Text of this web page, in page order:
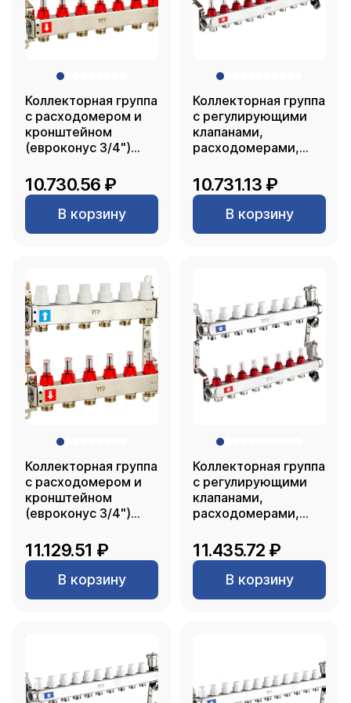
Коллекторная группа
с расходомером и
кронштейном
(евроконус 3/4")
SUS 304 1"х 7
выходов, RTP
10.730.56 ₽
В корзину
Коллекторная группа
с регулирующими
клапанами,
расходомерами,
обратными и
дренажными
клапанами,
кронштейном
10.731.13 ₽
В корзину
Коллекторная группа
с расходомером и
кронштейном
(евроконус 3/4")
SUS 304 1"х 6
выходов, RTP
11.129.51 ₽
В корзину
Коллекторная группа
с регулирующими
клапанами,
расходомерами,
обратными и
дренажными
клапанами,
кронштейном
11.435.72 ₽
В корзину